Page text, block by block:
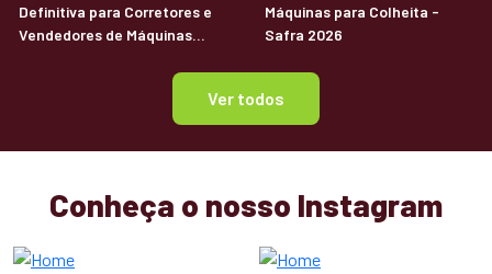
Definitiva para Corretores e
Vendedores de Máquinas
Máquinas para Colheita -
Safra 2026
Ver todos
Conheça o nosso Instagram